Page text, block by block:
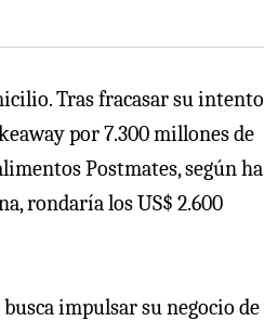
Tras fracasar su intento
por 7.300 millones de
Postmates, según ha
rondaría los US$ 2.600
impulsar su negocio de